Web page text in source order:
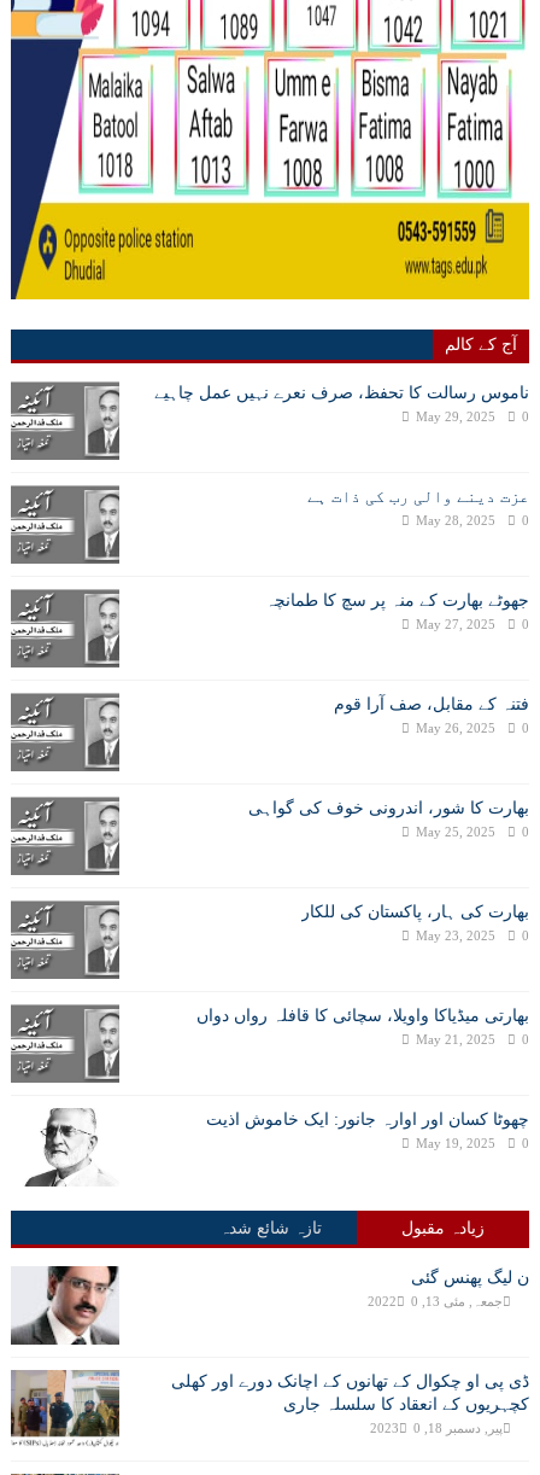
آج کے کالم
ناموس رسالت کا تحفظ، صرف نعرے نہیں عمل چاہیے
May 29, 2025 0
عزت دینے والی رب کی ذات ہے
May 28, 2025 0
جھوٹے بھارت کے منہ پر سچ کا طمانچہ
May 27, 2025 0
فتنہ کے مقابل، صف آرا قوم
May 26, 2025 0
بھارت کا شور، اندرونی خوف کی گواہی
May 25, 2025 0
بھارت کی ہار، پاکستان کی للکار
May 23, 2025 0
بھارتی میڈیاکا واویلا، سچائی کا قافلہ رواں دواں
May 21, 2025 0
چھوٹا کسان اور اوارہ جانور: ایک خاموش اذیت
May 19, 2025 0
زیادہ مقبول تازہ شائع شدہ
ن لیگ پھنس گئی
جمعہ, مئی 13, 2022 0
ڈی پی او چکوال کے تھانوں کے اچانک دورے اور کھلی
کچہریوں کے انعقاد کا سلسلہ جاری
پیر, دسمبر 18, 2023 0